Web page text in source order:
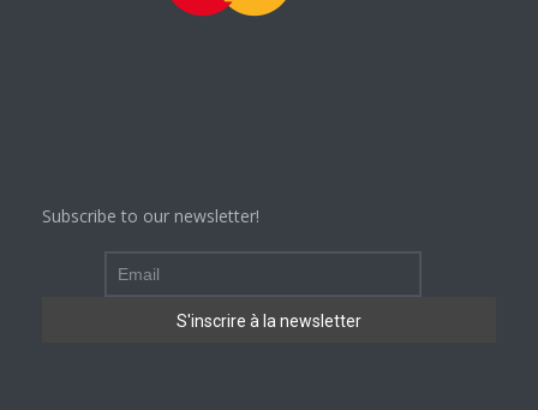
Subscribe to our newsletter!